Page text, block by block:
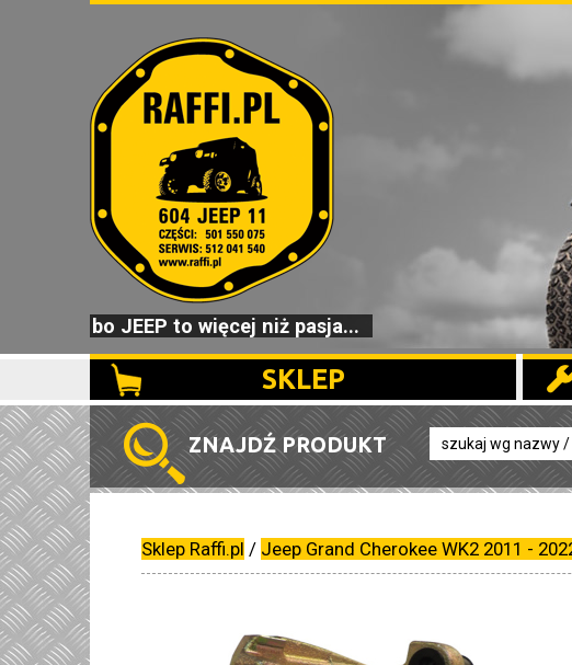
bo JEEP to więcej niż pasja...
SKLEP
ZNAJDŹ PRODUKT
Sklep Raffi.pl / Jeep Grand Cherokee WK2 2011 -